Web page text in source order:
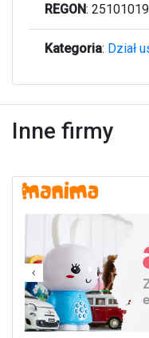
REGON:
Kategoria: Dział
Inne firmy